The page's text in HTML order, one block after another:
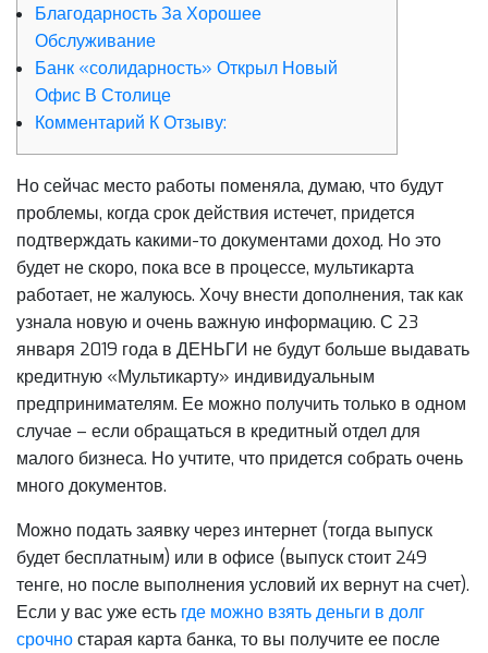
Благодарность За Хорошее
Обслуживание
Банк «солидарность» Открыл Новый
Офис В Столице
Комментарий К Отзыву:
Но сейчас место работы поменяла, думаю, что будут
проблемы, когда срок действия истечет, придется
подтверждать какими-то документами доход. Но это
будет не скоро, пока все в процессе, мультикарта
работает, не жалуюсь. Хочу внести дополнения, так как
узнала новую и очень важную информацию. С 23
января 2019 года в ДЕНЬГИ не будут больше выдавать
кредитную «Мультикарту» индивидуальным
предпринимателям. Ее можно получить только в одном
случае – если обращаться в кредитный отдел для
малого бизнеса. Но учтите, что придется собрать очень
много документов.
Можно подать заявку через интернет (тогда выпуск
будет бесплатным) или в офисе (выпуск стоит 249
тенге, но после выполнения условий их вернут на счет).
Если у вас уже есть где можно взять деньги в долг
срочностарая карта банка, то вы получите ее после